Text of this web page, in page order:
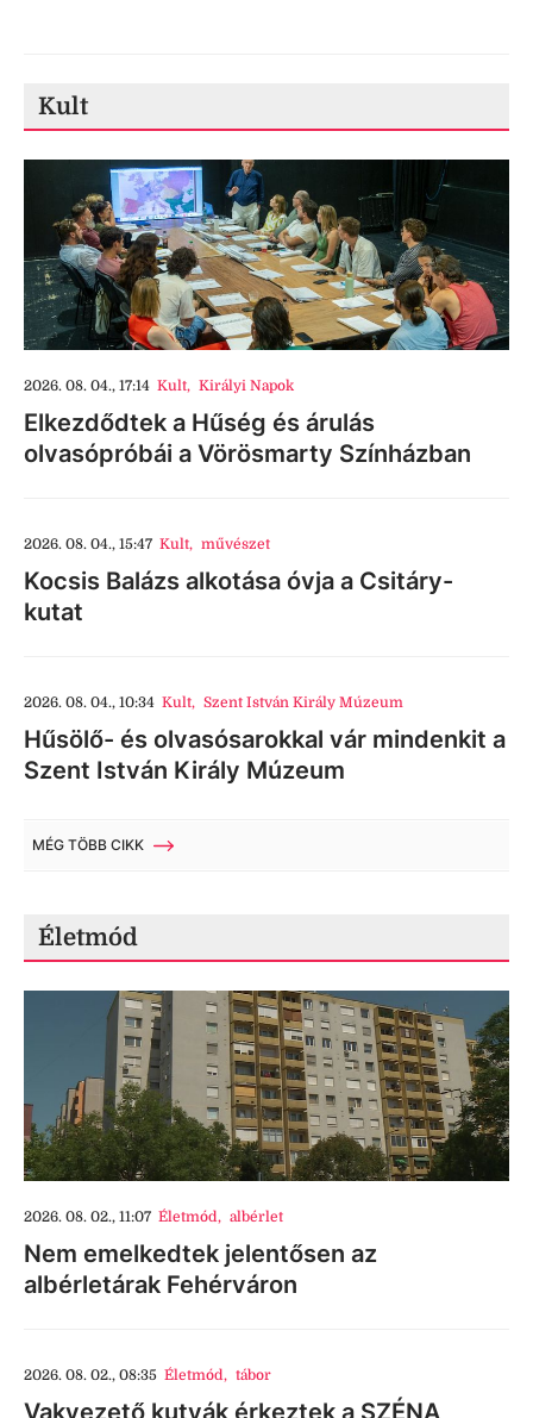
Kult
2026. 08. 04., 17:14 Kult, Királyi Napok
Elkezdődtek a Hűség és árulás
olvasópróbái a Vörösmarty Színházban
2026. 08. 04., 15:47 Kult, művészet
Kocsis Balázs alkotása óvja a Csitáry-
kutat
2026. 08. 04., 10:34 Kult, Szent István Király Múzeum
Hűsölő- és olvasósarokkal vár mindenkit a
Szent István Király Múzeum
MÉG TÖBB CIKK
Életmód
2026. 08. 02., 11:07 Életmód, albérlet
Nem emelkedtek jelentősen az
albérletárak Fehérváron
2026. 08. 02., 08:35 Életmód, tábor
Vakvezető kutyák érkeztek a SZÉNA